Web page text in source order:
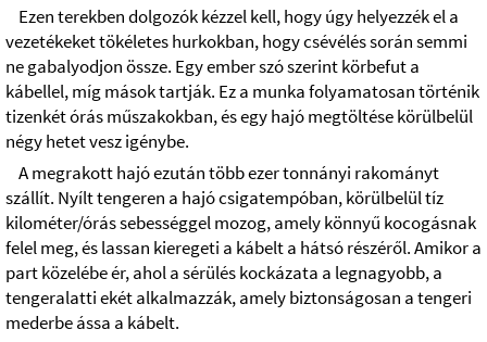
Ezen terekben dolgozók kézzel kell, hogy úgy helyezzék el a
vezetékeket tökéletes hurkokban, hogy csévélés során semmi
ne gabalyodjon össze. Egy ember szó szerint körbefut a
kábellel, míg mások tartják. Ez a munka folyamatosan történik
tizenkét órás műszakokban, és egy hajó megtöltése körülbelül
négy hetet vesz igénybe.
A megrakott hajó ezután több ezer tonnányi rakományt
szállít. Nyílt tengeren a hajó csigatempóban, körülbelül tíz
kilométer/órás sebességgel mozog, amely könnyű kocogásnak
felel meg, és lassan kieregeti a kábelt a hátsó részéről. Amikor a
part közelébe ér, ahol a sérülés kockázata a legnagyobb, a
tengeralatti ekét alkalmazzák, amely biztonságosan a tengeri
mederbe ássa a kábelt.